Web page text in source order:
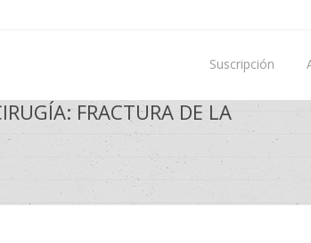
Suscripción
FRACTURA DE LA